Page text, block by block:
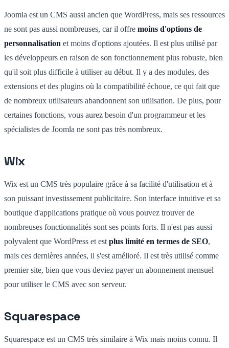
Joomla est un CMS aussi ancien que WordPress, mais ses ressources
ne sont pas aussi nombreuses, car il offre moins d'options de
personnalisation et moins d'options ajoutées. Il est plus utilisé par
les développeurs en raison de son fonctionnement plus robuste, bien
qu'il soit plus difficile à utiliser au début. Il y a des modules, des
extensions et des plugins où la compatibilité échoue, ce qui fait que
de nombreux utilisateurs abandonnent son utilisation. De plus, pour
certaines fonctions, vous aurez besoin d'un programmeur et les
spécialistes de Joomla ne sont pas très nombreux.
Wix
Wix est un CMS très populaire grâce à sa facilité d'utilisation et à
son puissant investissement publicitaire. Son interface intuitive et sa
boutique d'applications pratique où vous pouvez trouver de
nombreuses fonctionnalités sont ses points forts. Il n'est pas aussi
polyvalent que WordPress et est plus limité en termes de SEO,
mais ces dernières années, il s'est amélioré. Il est très utilisé comme
premier site, bien que vous deviez payer un abonnement mensuel
pour utiliser le CMS avec son serveur.
Squarespace
Squarespace est un CMS très similaire à Wix mais moins connu. Il